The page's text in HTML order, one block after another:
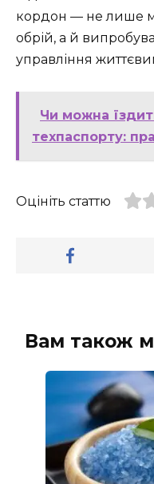
кордон — не лише
обрій, а й
управління
Чи можна
техпаспорту:
Оцініть статтю
Вам також